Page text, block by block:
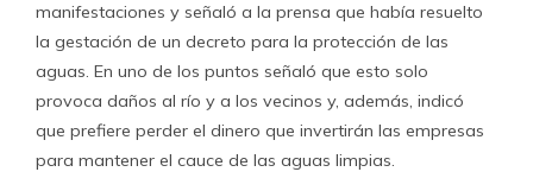
manifestaciones y señaló a la prensa que había resuelto
la gestación de un decreto para la protección de las
aguas. En uno de los puntos señaló que esto solo
provoca daños al río y a los vecinos y, además, indicó
que prefiere perder el dinero que invertirán las empresas
para mantener el cauce de las aguas limpias.